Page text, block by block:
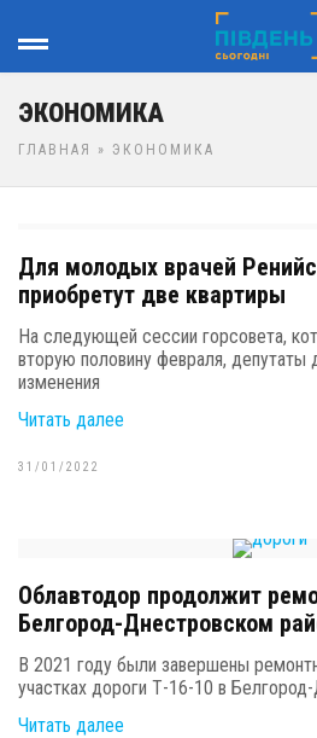
ГЛАВНАЯ » ЭКОНОМИКА
ЭКОНОМИКА
Для молодых врачей
приобретут две квартиры
На следующей сессии горсовета,
вторую половину февраля, депутаты
изменения
Читать далее
31/01/2022
Облавтодор продолжит
Белгород-Днестровском
В 2021 году были завершены
участках дороги Т-16-10 в
Читать далее